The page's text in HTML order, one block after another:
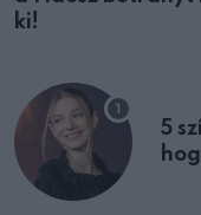
ki!
5